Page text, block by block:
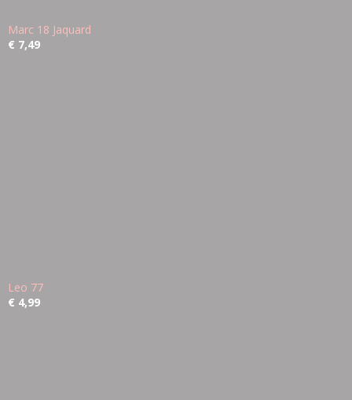
Marc 18 Jaquard
€ 7,49
Leo 77
€ 4,99